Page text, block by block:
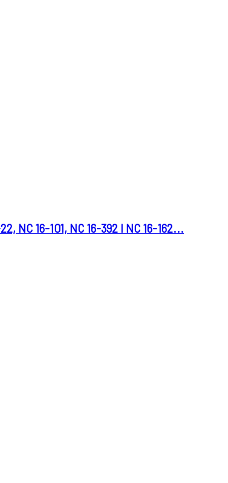
NC 16-101, NC 16-392 I NC 16-162...